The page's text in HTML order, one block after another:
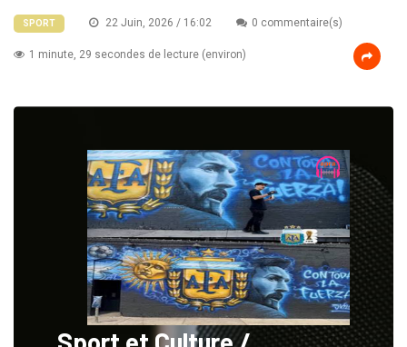
SPORT 22 Juin, 2026 / 16:02 0 commentaire(s)
1 minute, 29 secondes de lecture (environ)